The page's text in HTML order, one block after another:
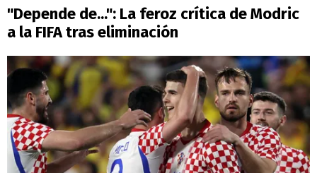
"Depende de...": La feroz crítica de Modric
a la FIFA tras eliminación